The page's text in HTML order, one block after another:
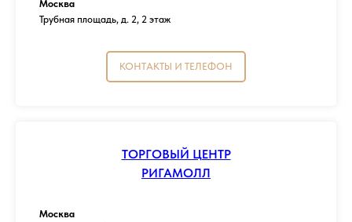
Москва
Трубная площадь, д. 2, 2 этаж
КОНТАКТЫ И ТЕЛЕФОН
ТОРГОВЫЙ ЦЕНТР
РИГАМОЛЛ
Москва